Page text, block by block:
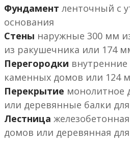
Фундамент ленточный с
основания
Стены наружные 300 мм
из ракушечника или 174
Перегородки
или 124
Перекрытие монолитное
или деревянные балки
Лестница железобетонная
или деревянная